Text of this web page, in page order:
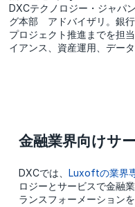
DXCテクノロジー・ジャパ
グ本部 アドバイザリ。銀
プロジェクト推進までを担
イアンス、資産運用、デー
金融業界向けサ
DXCでは、Luxoftの業界
ロジーとサービスで金融
ランスフォーメーション